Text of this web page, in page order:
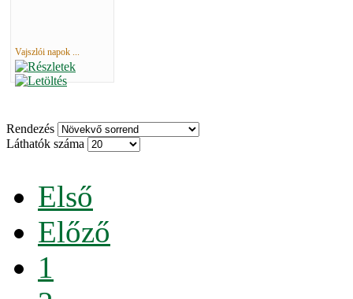
Vajszlói napok ...
Rendezés
Láthatók száma
Első
Előző
1